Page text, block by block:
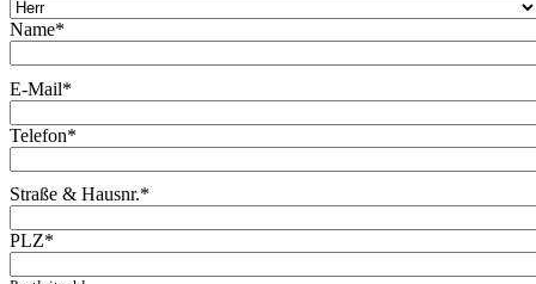
Name*
E-Mail*
Telefon*
Straße & Hausnr.*
PLZ*